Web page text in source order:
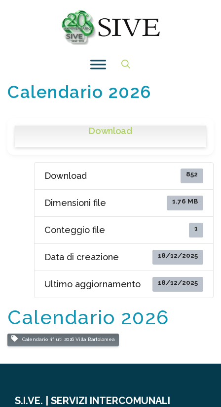
Calendario 2026
Download
Download 852
Dimensioni file 1.76 MB
Conteggio file 1
Data di creazione 18/12/2025
Ultimo aggiornamento 18/12/2025
Calendario 2026
Calendario rifiuti 2026 Villa Bartolomea
S.I.VE. | SERVIZI INTERCOMUNALI